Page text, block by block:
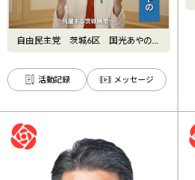
自由民主党 茨城6区 国光あやので
す
活動記録 メッセージ